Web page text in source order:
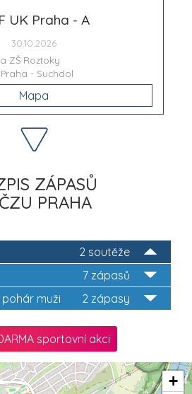
UK Praha - A
30.10.2026
ZŠ Roztoky
- Suchdol
Mapa
ZÁPASŮ
PRAHA
2 soutěže
7 zápasů
2 zápasy
muži
sportovní akci
+